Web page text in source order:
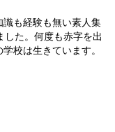
も経験も無い素人集
た。何度も赤字を出
校は生きています。